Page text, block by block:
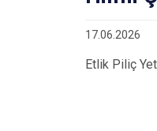
17.06.2026
Etlik Piliç